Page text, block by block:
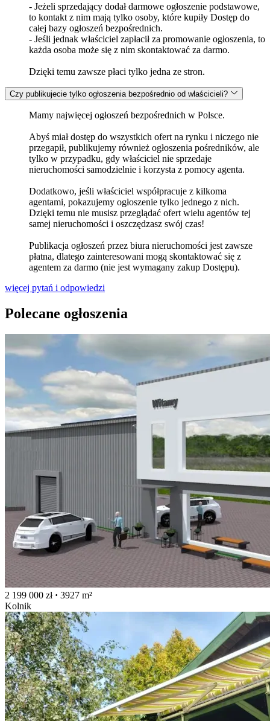
- Jeżeli sprzedający dodał darmowe ogłoszenie podstawowe,
to kontakt z nim mają tylko osoby, które kupiły Dostęp do
całej bazy ogłoszeń bezpośrednich.
- Jeśli jednak właściciel zapłacił za promowanie ogłoszenia, to
każda osoba może się z nim skontaktować za darmo.
Dzięki temu zawsze płaci tylko jedna ze stron.
Czy publikujecie tylko ogłoszenia bezpośrednio od właścicieli?
Mamy najwięcej ogłoszeń bezpośrednich w Polsce.
Abyś miał dostęp do wszystkich ofert na rynku i niczego nie
przegapił, publikujemy również ogłoszenia pośredników, ale
tylko w przypadku, gdy właściciel nie sprzedaje
nieruchomości samodzielnie i korzysta z pomocy agenta.
Dodatkowo, jeśli właściciel współpracuje z kilkoma
agentami, pokazujemy ogłoszenie tylko jednego z nich.
Dzięki temu nie musisz przeglądać ofert wielu agentów tej
samej nieruchomości i oszczędzasz swój czas!
Publikacja ogłoszeń przez biura nieruchomości jest zawsze
płatna, dlatego zainteresowani mogą skontaktować się z
agentem za darmo (nie jest wymagany zakup Dostępu).
więcej pytań i odpowiedzi
Polecane ogłoszenia
2 199 000 zł · 3927 m²
Kolnik